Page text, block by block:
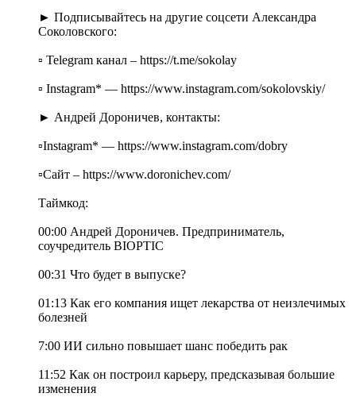
► Подписывайтесь на другие соцсети Александра
Соколовского:
▫️ Telegram канал – https://t.me/sokolay
▫️ Instagram* — https://www.instagram.com/sokolovskiy/
► Андрей Дороничев, контакты:
▫️Instagram* — https://www.instagram.com/dobry
▫️Сайт – https://www.doronichev.com/
Таймкод:
00:00 Андрей Дороничев. Предприниматель,
соучредитель BIOPTIC
00:31 Что будет в выпуске?
01:13 Как его компания ищет лекарства от неизлечимых
болезней
7:00 ИИ сильно повышает шанс победить рак
11:52 Как он построил карьеру, предсказывая большие
изменения